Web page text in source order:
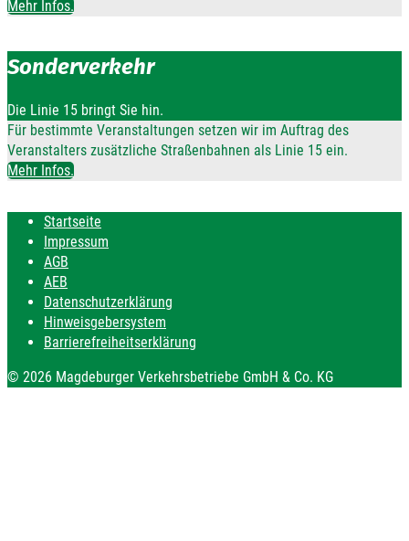
Mehr Infos.
Sonderverkehr
Die Linie 15 bringt Sie hin.
Für bestimmte Veranstaltungen setzen wir im Auftrag des
Veranstalters zusätzliche Straßenbahnen als Linie 15 ein.
Mehr Infos.
Startseite
Impressum
AGB
AEB
Datenschutzerklärung
Hinweisgebersystem
Barrierefreiheitserklärung
© 2026 Magdeburger Verkehrsbetriebe GmbH & Co. KG